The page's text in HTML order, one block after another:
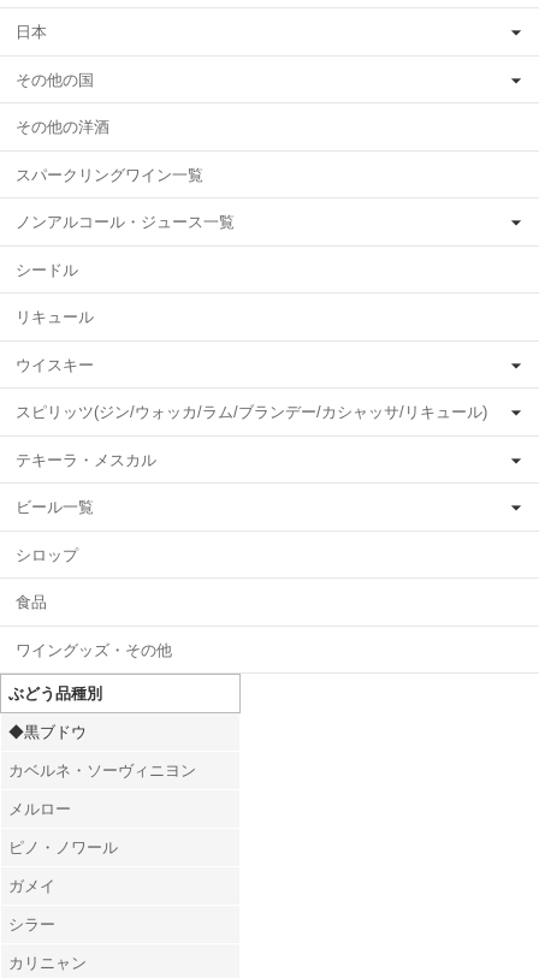
日本
その他の国
その他の洋酒
スパークリングワイン一覧
ノンアルコール・ジュース一覧
シードル
リキュール
ウイスキー
スピリッツ(ジン/ウォッカ/ラム/ブランデー/カシャッサ/リキュール)
テキーラ・メスカル
ビール一覧
シロップ
食品
ワイングッズ・その他
ぶどう品種別
◆黒ブドウ
カベルネ・ソーヴィニヨン
メルロー
ピノ・ノワール
ガメイ
シラー
カリニャン